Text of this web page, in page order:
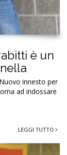
è un
innesto per
ad indossare
LEGGI TUTTO